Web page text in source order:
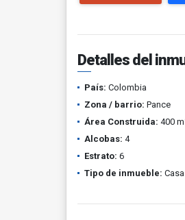
Detalles del
País: Colombia
Zona / barrio: Pance
Área Construida: 400
Alcobas: 4
Estrato: 6
Tipo de inmueble: Casa